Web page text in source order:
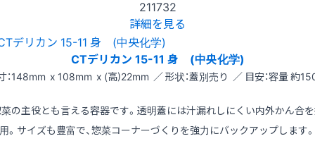
211732
詳細を見る
CTデリカン 15-11 身 (中央化学)
：148mm x 108mm x (高)22mm ／ 形状：蓋別売り ／ 目安：容量 約
の主役とも言える容器です。透明蓋には汁漏れしにくい内外かん合
用。サイズも豊富で、惣菜コーナーづくりを強力にバックアップします。